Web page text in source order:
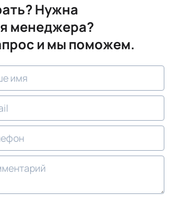
Нужна
менеджера?
и мы поможем.